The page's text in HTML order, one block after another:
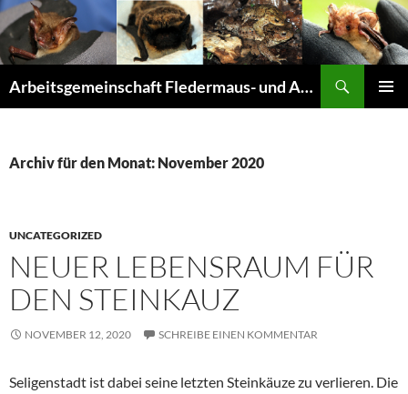
Arbeitsgemeinschaft Fledermaus- und Amphibienschutz Seligenstadt und Mainhausen
Archiv für den Monat: November 2020
UNCATEGORIZED
NEUER LEBENSRAUM FÜR
DEN STEINKAUZ
NOVEMBER 12, 2020 SCHREIBE EINEN KOMMENTAR
Seligenstadt ist dabei seine letzten Steinkäuze zu verlieren. Die